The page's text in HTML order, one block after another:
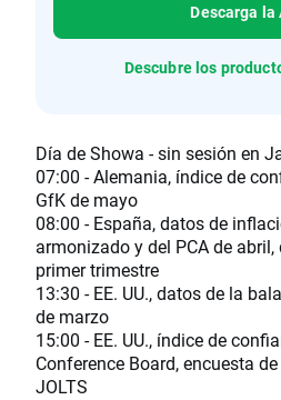
Descarga la
Descubre los
Día de Showa - sin sesión en
07:00 - Alemania, índice de
GfK de mayo
08:00 - España, datos de
armonizado y del PCA de abril,
primer trimestre
13:30 - EE. UU., datos de la
de marzo
15:00 - EE. UU., índice de
Conference Board, encuesta
JOLTS